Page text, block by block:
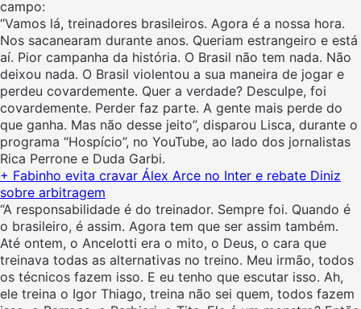
campo:
“Vamos lá, treinadores brasileiros. Agora é a nossa hora.
Nos sacanearam durante anos. Queriam estrangeiro e está
aí. Pior campanha da história. O Brasil não tem nada. Não
deixou nada. O Brasil violentou a sua maneira de jogar e
perdeu covardemente. Quer a verdade? Desculpe, foi
covardemente. Perder faz parte. A gente mais perde do
que ganha. Mas não desse jeito”, disparou Lisca, durante o
programa “Hospício”, no YouTube, ao lado dos jornalistas
Rica Perrone e Duda Garbi.
+ Fabinho evita cravar Álex Arce no Inter e rebate Diniz
sobre arbitragem
“A responsabilidade é do treinador. Sempre foi. Quando é
o brasileiro, é assim. Agora tem que ser assim também.
Até ontem, o Ancelotti era o mito, o Deus, o cara que
treinava todas as alternativas no treino. Meu irmão, todos
os técnicos fazem isso. E eu tenho que escutar isso. Ah,
ele treina o Igor Thiago, treina não sei quem, todos fazem